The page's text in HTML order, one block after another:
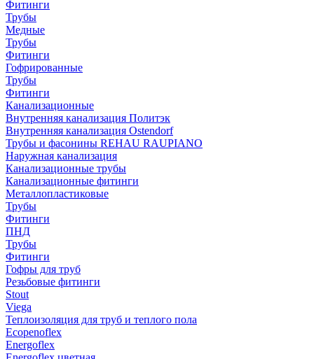
Фитинги
Трубы
Медные
Трубы
Фитинги
Гофрированные
Трубы
Фитинги
Канализационные
Внутренняя канализация Политэк
Внутренняя канализация Ostendorf
Трубы и фасонины REHAU RAUPIANO
Наружная канализация
Канализационные трубы
Канализационные фитинги
Металлопластиковые
Трубы
Фитинги
ПНД
Трубы
Фитинги
Гофры для труб
Резьбовые фитинги
Stout
Viega
Теплоизоляция для труб и теплого пола
Ecopenoflex
Energoflex